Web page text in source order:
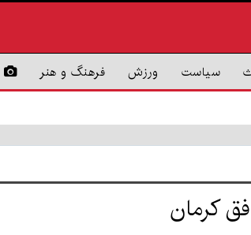
سیاست ورزش فرهنگ و هنر
کرمان